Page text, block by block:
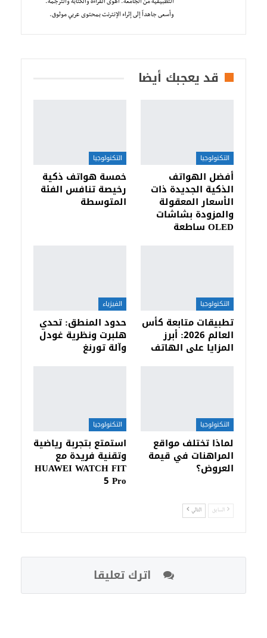
التطبيقية من الجامعة. أهوى القراءة والكتابة والترجمة.
وأسعى جاهداً إلى إثراء الإنترنت بمحتوى عربي موثوق.
قد يعجبك أيضا
التكنولوجيا
أفضل الهواتف
الذكية الجديدة ذات
الأسعار المعقولة
والمزودة بشاشات
OLED ساطعة
التكنولوجيا
خمسة هواتف ذكية
رخيصة تنافس الفئة
المتوسطة
التكنولوجيا
تطبيقات متابعة كأس
العالم 2026: أبرز
المزايا على الهاتف
الفيزياء
حدود المنطق: تحدي
هلبرت ونظرية غودل
وآلة تورنغ
التكنولوجيا
لماذا تختلف مواقع
المراهنات في قيمة
العروض؟
التكنولوجيا
استمتع بتجربة رياضية
وتقنية فريدة مع
HUAWEI WATCH FIT
5 Pro
السابق التالي
اترك تعليقا